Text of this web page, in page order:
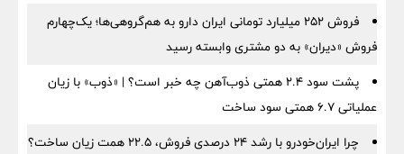
فروش ۲۵۲ میلیارد تومانی ایران دارو به هم‌گروهی‌ها؛ یک‌چهارم
فروش «دیران» به دو مشتری وابسته رسید
پشت سود ۲.۴ همتی ذوب‌آهن چه خبر است؟ | «ذوب» با زیان
عملیاتی ۶.۷ همتی سود ساخت
چرا ایران‌خودرو با رشد ۲۴ درصدی فروش، ۲۲.۵ همت زیان ساخت؟